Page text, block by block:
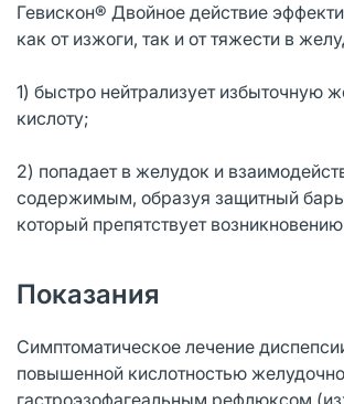
Гевискон® Двойное действие
как от изжоги, так и от тяжести в
1) быстро нейтрализует избыточную
кислоту;
2) попадает в желудок и
содержимым, образуя защитный
который препятствует
Показания
Симптоматическое лечение
повышенной кислотностью
гастроэзофагеальным рефлюксом